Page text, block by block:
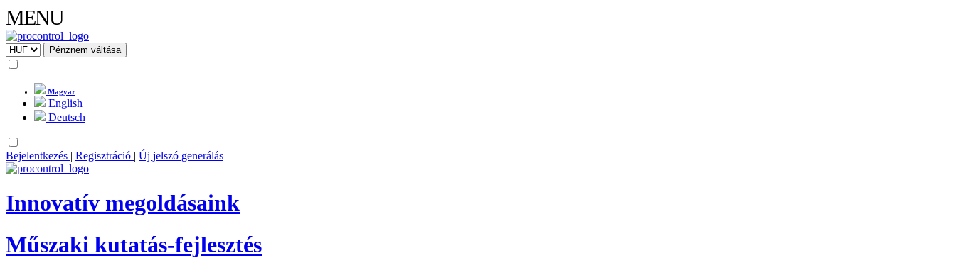
MENU
Magyar
English
Deutsch
Bejelentkezés | Regisztráció | Új jelszó generálás
Innovatív megoldásaink
Műszaki kutatás-fejlesztés